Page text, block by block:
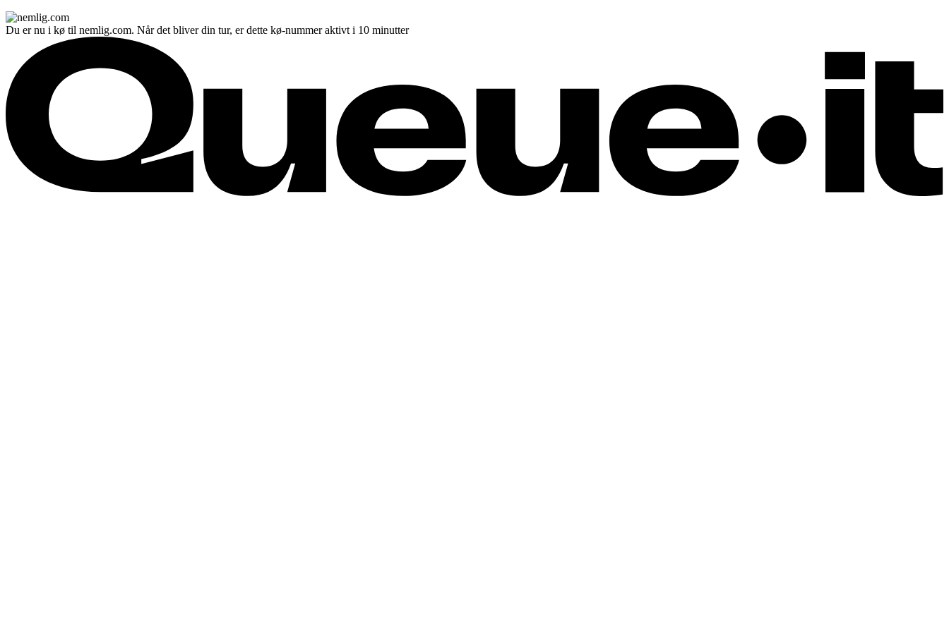
Du er nu i kø til nemlig.com. Når det bliver din tur, er dette kø-nummer aktivt i 10 minutter